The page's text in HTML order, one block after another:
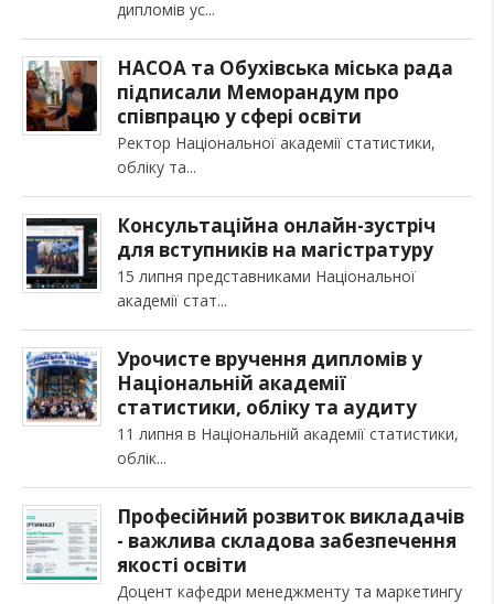
дипломів ус
НАСОА та Обухівська міська рада
підписали Меморандум про
співпрацю у сфері освіти
Ректор Національної академії статистики,
обліку та
Консультаційна онлайн-зустріч
для вступників на магістратуру
15 липня представниками Національної
академії стат
Урочисте вручення дипломів у
Національній академії
статистики, обліку та аудиту
11 липня в Національній академії статистики,
облік
Професійний розвиток викладачів
- важлива складова забезпечення
якості освіти
Доцент кафедри менеджменту та маркетингу